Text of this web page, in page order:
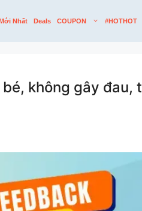
Nhất Deals COUPON #HOTHOT
không gây